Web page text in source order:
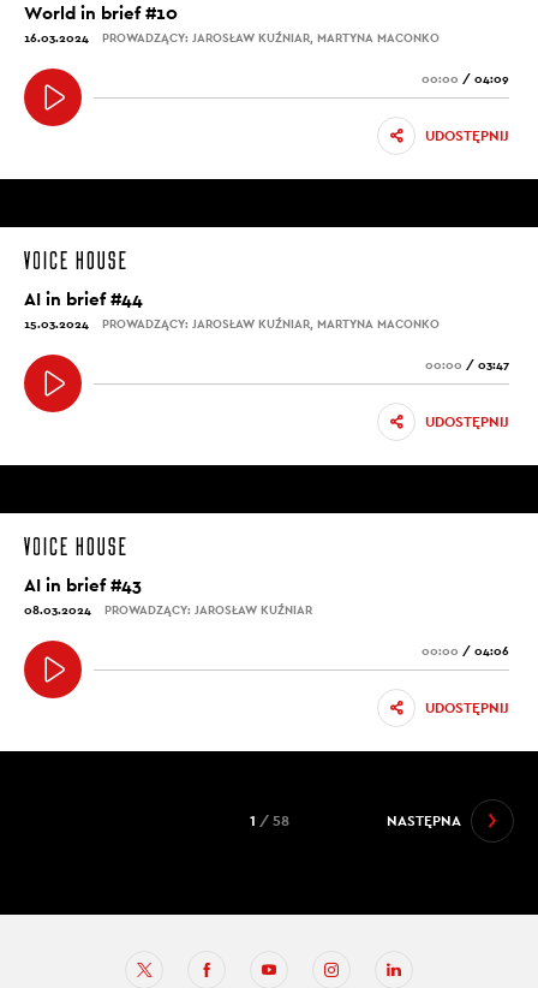
World in brief #10
16.03.2024 PROWADZĄCY: JAROSŁAW KUŹNIAR, MARTYNA MACONKO
00:00 / 04:09
UDOSTĘPNIJ
AI in brief #44
15.03.2024 PROWADZĄCY: JAROSŁAW KUŹNIAR, MARTYNA MACONKO
00:00 / 03:47
UDOSTĘPNIJ
AI in brief #43
08.03.2024 PROWADZĄCY: JAROSŁAW KUŹNIAR
00:00 / 04:06
UDOSTĘPNIJ
NASTĘPNA
1 / 58